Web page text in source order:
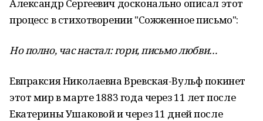
Александр Сергеевич досконально описал этот
процесс в стихотворении "Сожженное письмо":
Но полно, час настал: гори, письмо любви…
Евпраксия Николаевна Вревская-Вульф покинет
этот мир в марте 1883 года через 11 лет после
Екатерины Ушаковой и через 11 дней после